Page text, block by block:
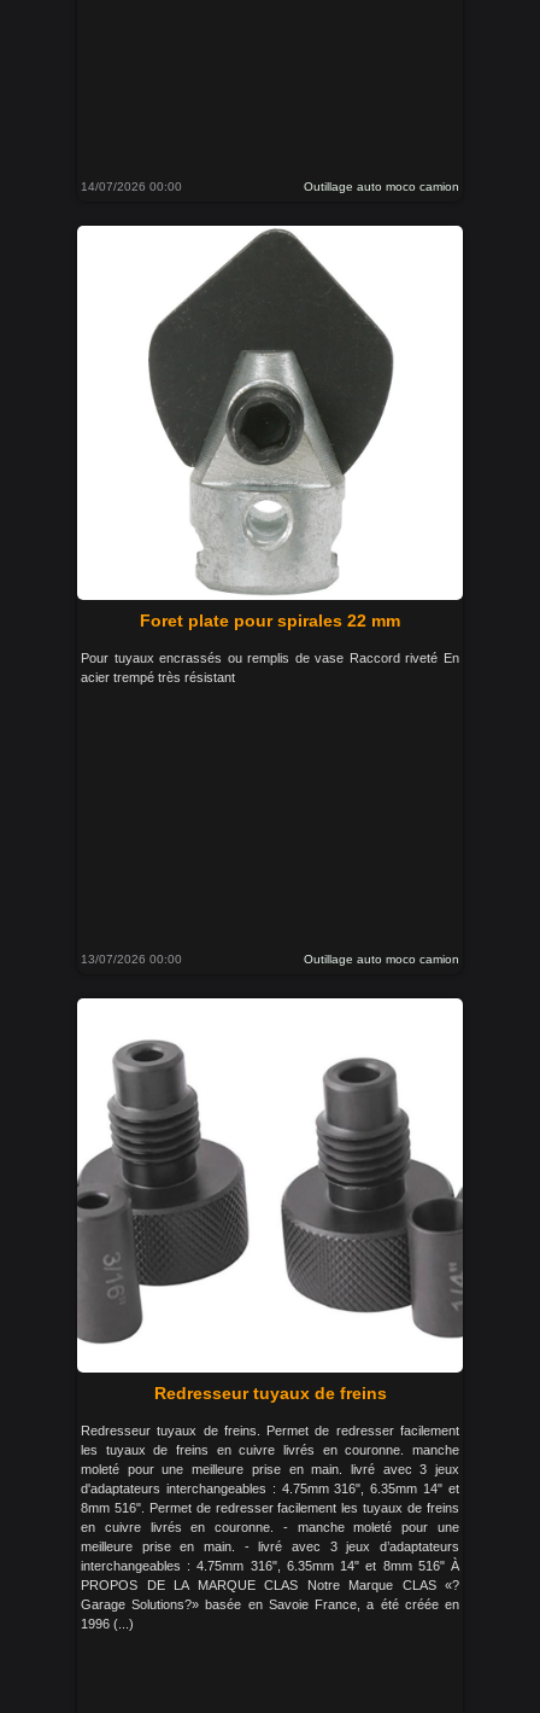
14/07/2026 00:00 Outillage auto moco camion
Foret plate pour spirales 22 mm
Pour tuyaux encrassés ou remplis de vase Raccord riveté En
acier trempé très résistant
13/07/2026 00:00 Outillage auto moco camion
Redresseur tuyaux de freins
Redresseur tuyaux de freins. Permet de redresser facilement
les tuyaux de freins en cuivre livrés en couronne. manche
moleté pour une meilleure prise en main. livré avec 3 jeux
d'adaptateurs interchangeables : 4.75mm 316", 6.35mm 14" et
8mm 516". Permet de redresser facilement les tuyaux de freins
en cuivre livrés en couronne. - manche moleté pour une
meilleure prise en main. - livré avec 3 jeux d’adaptateurs
interchangeables : 4.75mm 316", 6.35mm 14" et 8mm 516" À
PROPOS DE LA MARQUE CLAS Notre Marque CLAS «?
Garage Solutions?» basée en Savoie France, a été créée en
1996 (...)